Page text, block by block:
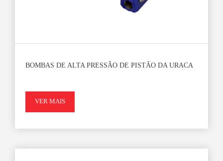
BOMBAS DE ALTA PRESSÃO DE PISTÃO DA URACA
VER MAIS